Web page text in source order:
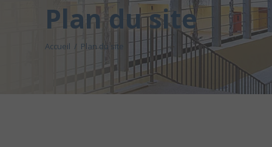
Plan du site
Accueil / Plan du site